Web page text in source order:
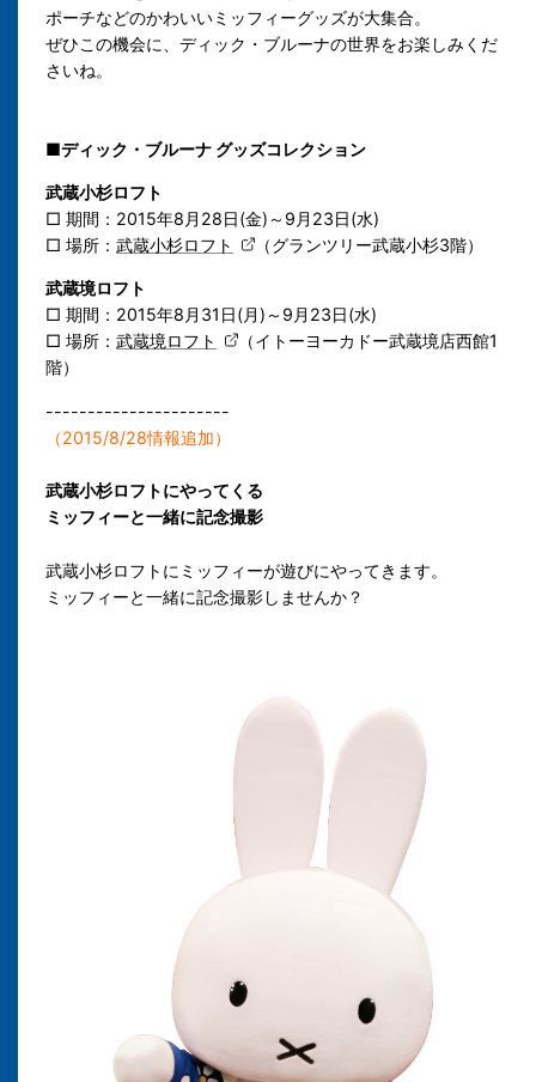
ポーチなどのかわいいミッフィーグッズが大集合。
ぜひこの機会に、ディック・ブルーナの世界をお楽しみくだ
さいね。
■ディック・ブルーナ グッズコレクション
武蔵小杉ロフト
□ 期間：2015年8月28日(金)～9月23日(水)
□ 場所： 武蔵小杉ロフト （グランツリー武蔵小杉3階）
武蔵境ロフト
□ 期間：2015年8月31日(月)～9月23日(水)
□ 場所： 武蔵境ロフト
（イトーヨーカドー武蔵境店西館1
階）
----------------------
（2015/8/28情報追加）
武蔵小杉ロフトにやってくる
ミッフィーと一緒に記念撮影
武蔵小杉ロフトにミッフィーが遊びにやってきます。
ミッフィーと一緒に記念撮影しませんか？